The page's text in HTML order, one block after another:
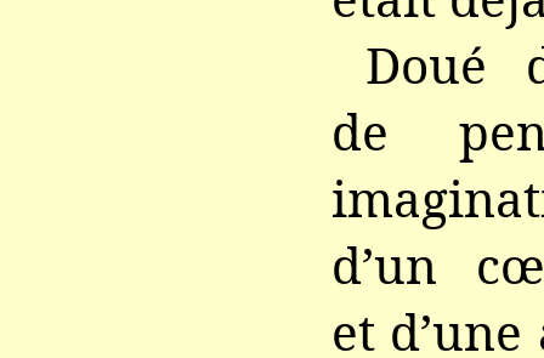
Doué
de
d’un
et